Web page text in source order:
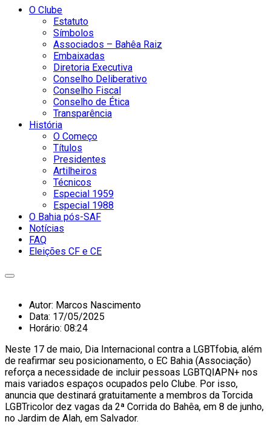
O Clube
Estatuto
Símbolos
Associados – Bahêa Raiz
Embaixadas
Diretoria Executiva
Conselho Deliberativo
Conselho Fiscal
Conselho de Ética
Transparência
História
O Começo
Títulos
Presidentes
Artilheiros
Técnicos
Especial 1959
Especial 1988
O Bahia pós-SAF
Notícias
FAQ
Eleições CF e CE
Autor: Marcos Nascimento
Data: 17/05/2025
Horário: 08:24
Neste 17 de maio, Dia Internacional contra a LGBTfobia, além
de reafirmar seu posicionamento, o EC Bahia (Associação)
reforça a necessidade de incluir pessoas LGBTQIAPN+ nos
mais variados espaços ocupados pelo Clube. Por isso,
anuncia que destinará gratuitamente a membros da Torcida
LGBTricolor dez vagas da 2ª Corrida do Bahêa, em 8 de junho,
no Jardim de Alah, em Salvador.